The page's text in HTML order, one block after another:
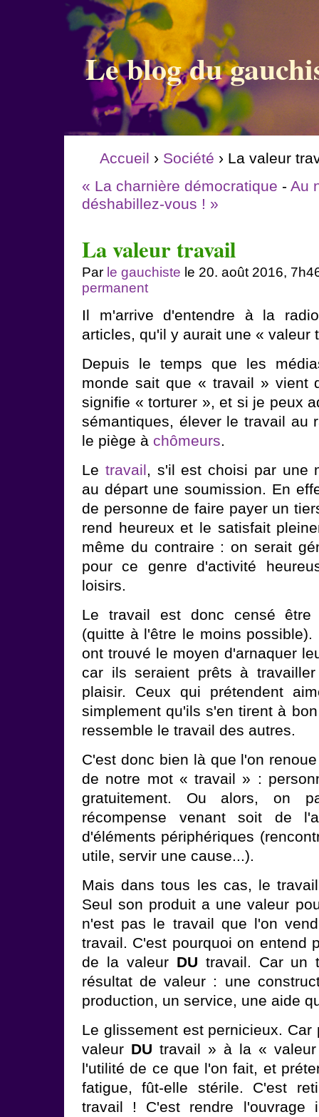
Le blog du
Accueil › Société › La valeur
« La charnière démocratique - Au
déshabillez-vous ! »
La valeur travail
Par le gauchiste le 20. août 2016,
permanent
Il m'arrive d'entendre à la
articles, qu'il y aurait une « valeur
Depuis le temps que les
monde sait que « travail » vient
signifie « torturer », et si je peux
sémantiques, élever le travail au
le piège à chômeurs.
Le travail, s'il est choisi par une
au départ une soumission. En
de personne de faire payer un
rend heureux et le satisfait
même du contraire : on serait
pour ce genre d'activité
loisirs.
Le travail est donc censé être
(quitte à l'être le moins
ont trouvé le moyen d'arnaquer
car ils seraient prêts à
plaisir. Ceux qui prétendent
simplement qu'ils s'en tirent à
ressemble le travail des autres.
C'est donc bien là que l'on
de notre mot « travail » :
gratuitement. Ou alors, on
récompense venant soit de
d'éléments périphériques
utile, servir une cause...).
Mais dans tous les cas, le
Seul son produit a une valeur
n'est pas le travail que l'on
travail. C'est pourquoi on entend
de la valeur DU travail. Car un
résultat de valeur : une
production, un service, une aide
Le glissement est pernicieux.
valeur DU travail » à la «
l'utilité de ce que l'on fait, et
fatigue, fût-elle stérile. C'est
travail ! C'est rendre l'ouvrage